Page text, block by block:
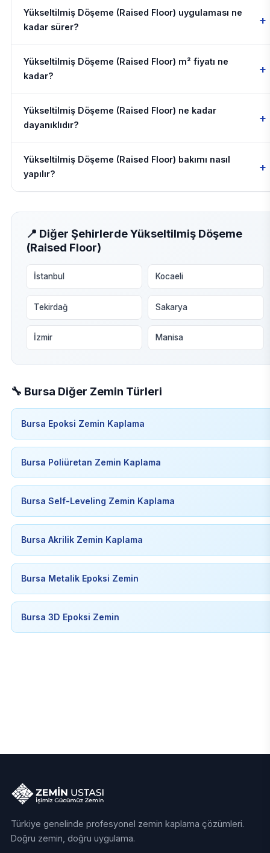
Yükseltilmiş Döşeme (Raised Floor) uygulaması ne
kadar sürer?
+
Yükseltilmiş Döşeme (Raised Floor) m² fiyatı ne
kadar?
+
Yükseltilmiş Döşeme (Raised Floor) ne kadar
dayanıklıdır?
+
Yükseltilmiş Döşeme (Raised Floor) bakımı nasıl
yapılır?
+
📍 Diğer Şehirlerde Yükseltilmiş Döşeme
(Raised Floor)
İstanbul Kocaeli
Tekirdağ Sakarya
İzmir Manisa
🔧 Bursa Diğer Zemin Türleri
Bursa Epoksi Zemin Kaplama
Bursa Poliüretan Zemin Kaplama
Bursa Self-Leveling Zemin Kaplama
Bursa Akrilik Zemin Kaplama
Bursa Metalik Epoksi Zemin
Bursa 3D Epoksi Zemin
Türkiye genelinde profesyonel zemin kaplama çözümleri.
Doğru zemin, doğru uygulama.